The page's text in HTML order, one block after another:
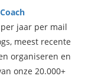
jaar per mail
meest recente
organiseren en
onze 20.000+